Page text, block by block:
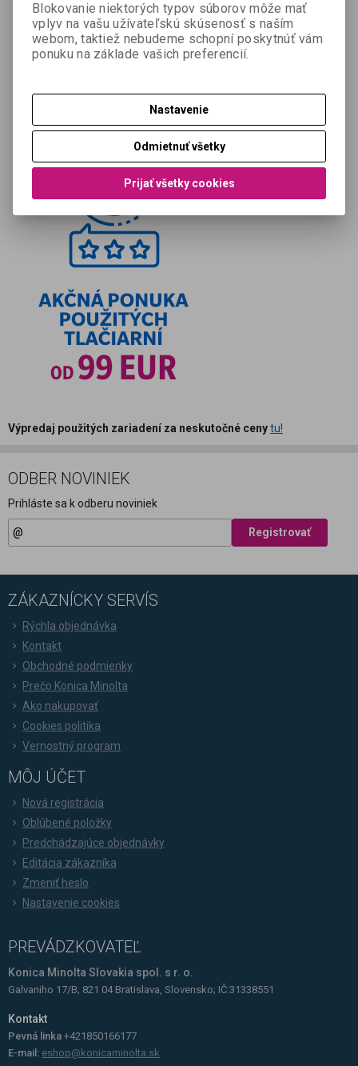
Výpredaj použitých zariadení za neskutočné cenytu!
ODBER NOVINIEK
Prihláste sa k odberu noviniek
Registrovať
ZÁKAZNÍCKY SERVÍS
Rýchla objednávka
Kontakt
Obchodné podmienky
Prečo Konica Minolta
Ako nakupovať
Cookies politika
Vernostný program
MÔJ ÚČET
Nová registrácia
Oblúbené položky
Predchádzajúce objednávky
Editácia zákazníka
Zmeniť heslo
Nastavenie cookies
PREVÁDZKOVATEĽ
Konica Minolta Slovakia spol. s r. o.
Galvaniho 17/B; 821 04 Bratislava, Slovensko; IČ:31338551
Kontakt
Pevná linka +421850166177
E-mail: eshop@konicaminolta.sk
Blokovanie niektorých typov súborov môže mať
vplyv na vašu užívateľskú skúsenosť s naším
webom, taktiež nebudeme schopní poskytnúť vám
ponuku na základe vašich preferencií.
Nastavenie
Odmietnuť všetky
Prijať všetky cookies